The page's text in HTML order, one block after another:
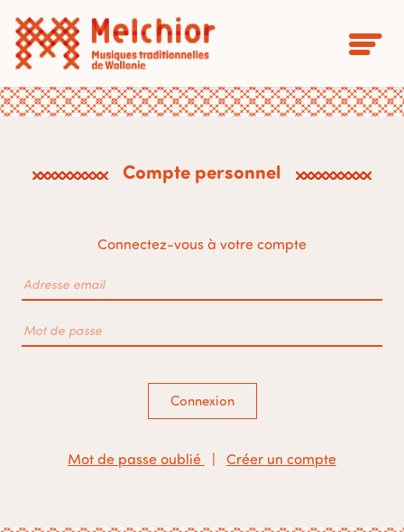
Compte personnel
Connectez-vous à votre compte
Connexion
Mot de passe oublié Créer un compte